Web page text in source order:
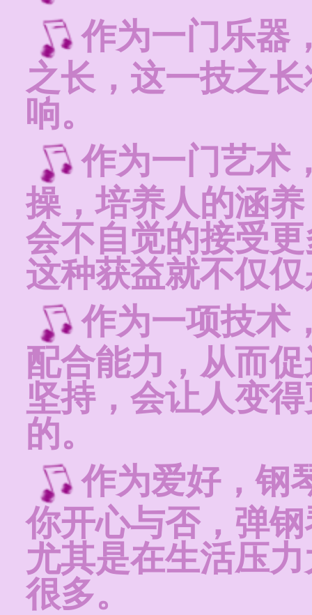
作为一门乐器
之长，这一技之
响。
作为一门艺术
操，培养人的涵
会不自觉的接受
这种获益就不仅
作为一项技术
配合能力，从而
坚持，会让人变
的。
作为爱好，钢
你开心与否，弹
尤其是在生活压
很多。